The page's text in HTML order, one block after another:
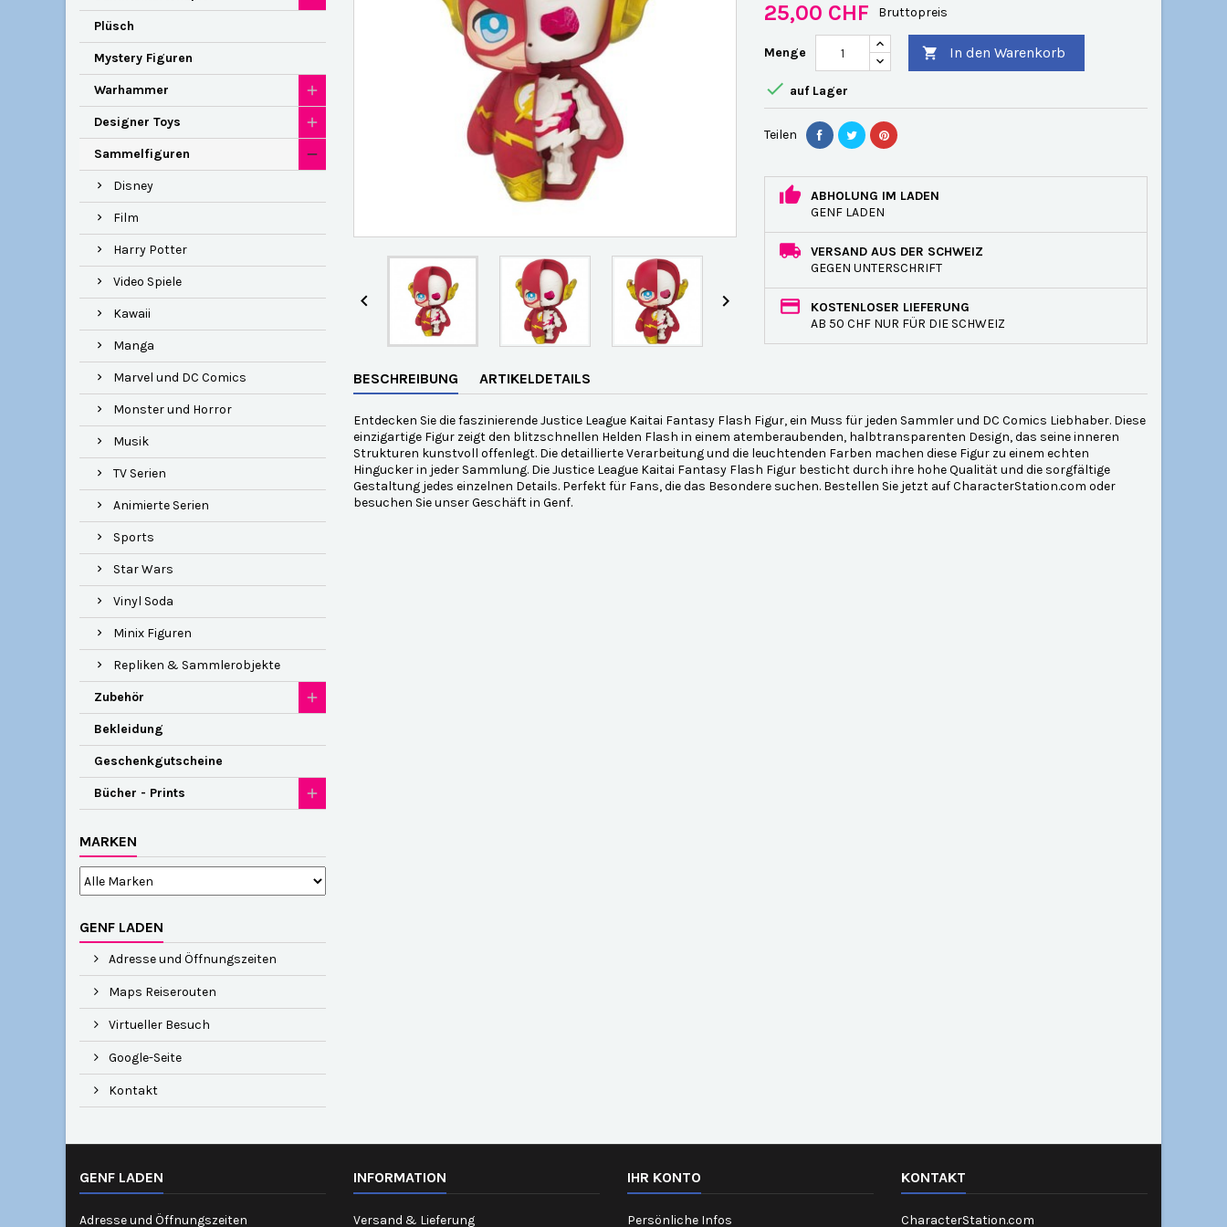
Plüsch
Mystery Figuren
Warhammer
Designer Toys
Sammelfiguren
Disney
Film
Harry Potter
Video Spiele
Kawaii
Manga
Marvel und DC Comics
Monster und Horror
Musik
TV Serien
Animierte Serien
Sports
Star Wars
Vinyl Soda
Minix Figuren
Repliken & Sammlerobjekte
Zubehör
Bekleidung
Geschenkgutscheine
Bücher - Prints
MARKEN
GENF LADEN
Adresse und Öffnungszeiten
Maps Reiserouten
Virtueller Besuch
Google-Seite
Kontakt
 
25,00 CHF Bruttopreis
Menge  In den Warenkorb
 auf Lager
Teilen
ABHOLUNG IM LADEN
GENF LADEN
VERSAND AUS DER SCHWEIZ
GEGEN UNTERSCHRIFT
KOSTENLOSER LIEFERUNG
AB 50 CHF NUR FÜR DIE SCHWEIZ
BESCHREIBUNG ARTIKELDETAILS
Entdecken Sie die faszinierende Justice League Kaitai Fantasy Flash Figur, ein Muss für jeden Sammler und DC Comics Liebhaber. Diese
einzigartige Figur zeigt den blitzschnellen Helden Flash in einem atemberaubenden, halbtransparenten Design, das seine inneren
Strukturen kunstvoll offenlegt. Die detaillierte Verarbeitung und die leuchtenden Farben machen diese Figur zu einem echten
Hingucker in jeder Sammlung. Die Justice League Kaitai Fantasy Flash Figur besticht durch ihre hohe Qualität und die sorgfältige
Gestaltung jedes einzelnen Details. Perfekt für Fans, die das Besondere suchen. Bestellen Sie jetzt auf CharacterStation.com oder
besuchen Sie unser Geschäft in Genf.
GENF LADEN
Adresse und Öffnungszeiten
INFORMATION
Versand & Lieferung
IHR KONTO
Persönliche Infos
KONTAKT
CharacterStation.com